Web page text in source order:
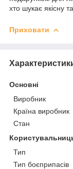
хто шукає якісну
Приховати
Основні
Виробник
Країна виробник
Стан
Тип
Тип боєприпасів